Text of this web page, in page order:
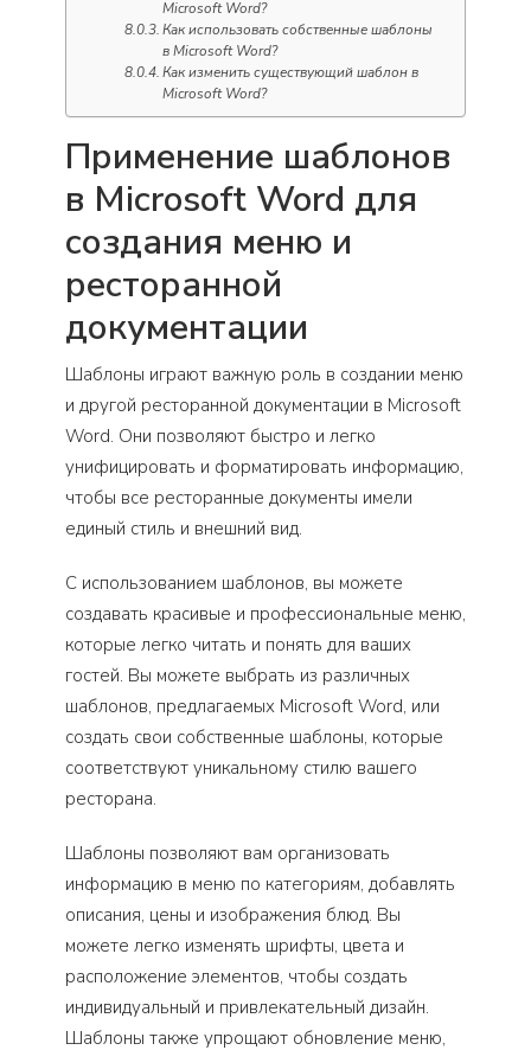
Microsoft Word?
Как использовать собственные шаблоны
в Microsoft Word?
Как изменить существующий шаблон в
Microsoft Word?
Применение шаблонов
в Microsoft Word для
создания меню и
ресторанной
документации
Шаблоны играют важную роль в создании меню
и другой ресторанной документации в Microsoft
Word. Они позволяют быстро и легко
унифицировать и форматировать информацию,
чтобы все ресторанные документы имели
единый стиль и внешний вид.
С использованием шаблонов, вы можете
создавать красивые и профессиональные меню,
которые легко читать и понять для ваших
гостей. Вы можете выбрать из различных
шаблонов, предлагаемых Microsoft Word, или
создать свои собственные шаблоны, которые
соответствуют уникальному стилю вашего
ресторана.
Шаблоны позволяют вам организовать
информацию в меню по категориям, добавлять
описания, цены и изображения блюд. Вы
можете легко изменять шрифты, цвета и
расположение элементов, чтобы создать
индивидуальный и привлекательный дизайн.
Шаблоны также упрощают обновление меню,